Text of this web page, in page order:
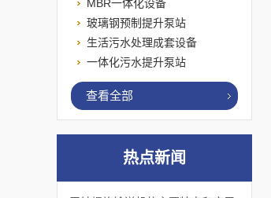
MBR一体化设备
玻璃钢预制提升泵站
生活污水处理成套设备
一体化污水提升泵站
查看全部
热点新闻